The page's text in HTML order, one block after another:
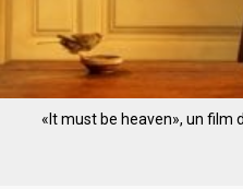
«It must be heaven», un film